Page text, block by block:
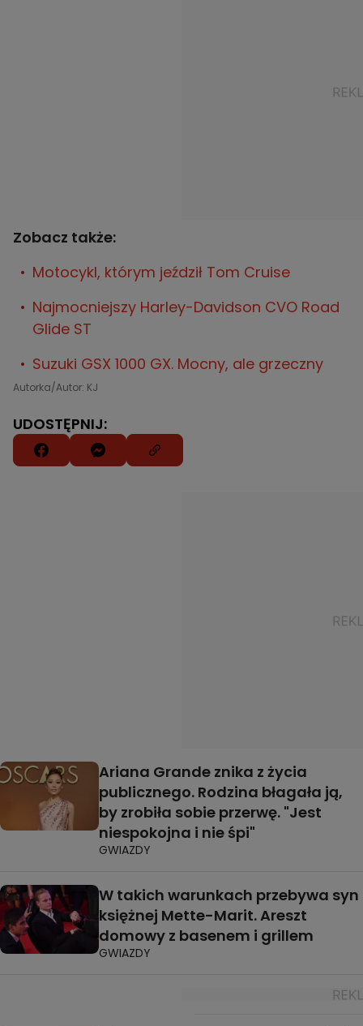
Zobacz także:
Motocykl, którym jeździł Tom Cruise
Najmocniejszy Harley-Davidson CVO Road
Glide ST
Suzuki GSX 1000 GX. Mocny, ale grzeczny
Autorka/Autor: KJ
UDOSTĘPNIJ:
Ariana Grande znika z życia
publicznego. Rodzina błagała ją,
by zrobiła sobie przerwę. "Jest
niespokojna i nie śpi"
GWIAZDY
W takich warunkach przebywa syn
księżnej Mette-Marit. Areszt
domowy z basenem i grillem
GWIAZDY